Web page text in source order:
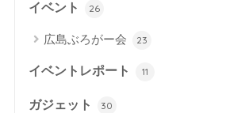
イベント 26
広島ぶろがー会 23
イベントレポート 11
ガジェット 30